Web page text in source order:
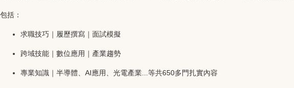
包括：
求職技巧｜履歷撰寫｜面試模擬
跨域技能｜數位應用｜產業趨勢
專業知識｜半導體、AI應用、光電產業...等共650多門扎實內容